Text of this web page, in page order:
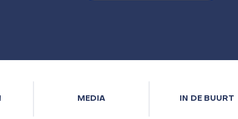
MEDIA IN DE BUURT